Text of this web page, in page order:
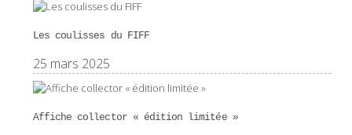
Les coulisses du FIFF
25 mars 2025
Affiche collector « édition limitée »